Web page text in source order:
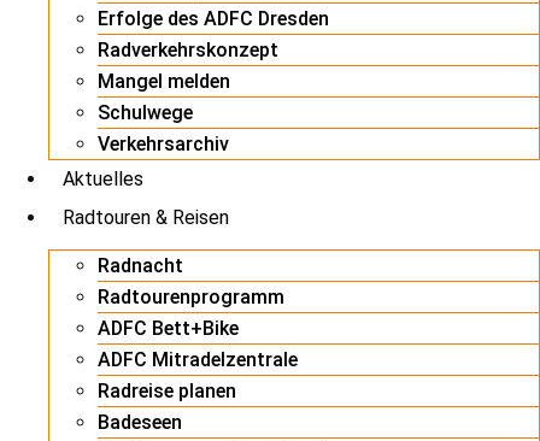
Erfolge des ADFC Dresden
Radverkehrskonzept
Mangel melden
Schulwege
Verkehrsarchiv
Aktuelles
Radtouren & Reisen
Radnacht
Radtourenprogramm
ADFC Bett+Bike
ADFC Mitradelzentrale
Radreise planen
Badeseen